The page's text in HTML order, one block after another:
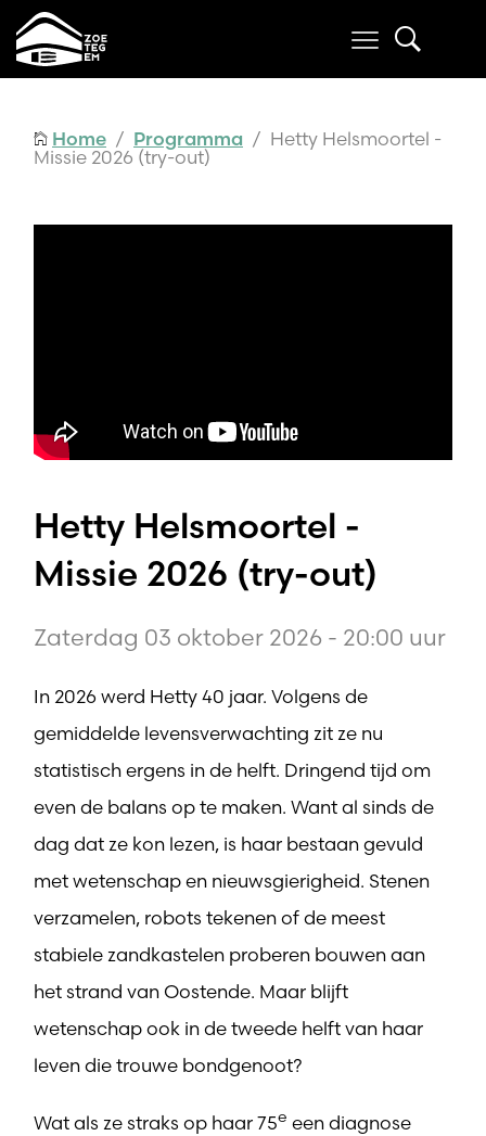
Home / Programma / Hetty Helsmoortel -
Missie 2026 (try-out)
Hetty Helsmoortel -
Missie 2026 (try-out)
Zaterdag 03 oktober 2026 - 20:00 uur
In 2026 werd Hetty 40 jaar. Volgens de
gemiddelde levensverwachting zit ze nu
statistisch ergens in de helft. Dringend tijd om
even de balans op te maken. Want al sinds de
dag dat ze kon lezen, is haar bestaan gevuld
met wetenschap en nieuwsgierigheid. Stenen
verzamelen, robots tekenen of de meest
stabiele zandkastelen proberen bouwen aan
het strand van Oostende. Maar blijft
wetenschap ook in de tweede helft van haar
leven die trouwe bondgenoot?
Wat als ze straks op haar 75e een diagnose